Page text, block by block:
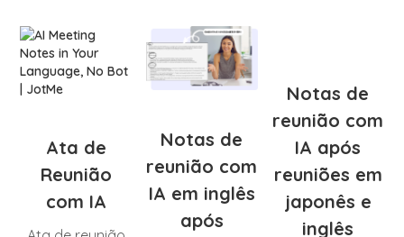
Ata de
Reunião
com IA
Notas de
reunião com
IA em inglês
após
Notas de
reunião com
IA após
reuniões em
japonês e
inglês